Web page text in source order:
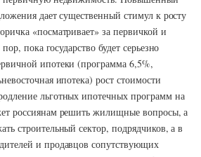
дает существенный стимул к росту
«посматривает» за первичкой и
пока государство будет серьезно
ипотеки (программа 6,5%,
ипотека) рост стоимости
льготных ипотечных программ на
россиянам решить жилищные вопросы, а
строительный сектор, подрядчиков, а в
и продавцов сопутствующих